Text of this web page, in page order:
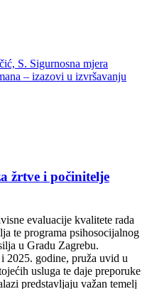
S. Sigurnosna mjera
– izazovi u izvršavanju
žrtve i počinitelje
evaluacije kvalitete rada
te programa psihosocijalnog
u Gradu Zagrebu.
2025. godine, pruža uvid u
usluga te daje preporuke
predstavljaju važan temelj